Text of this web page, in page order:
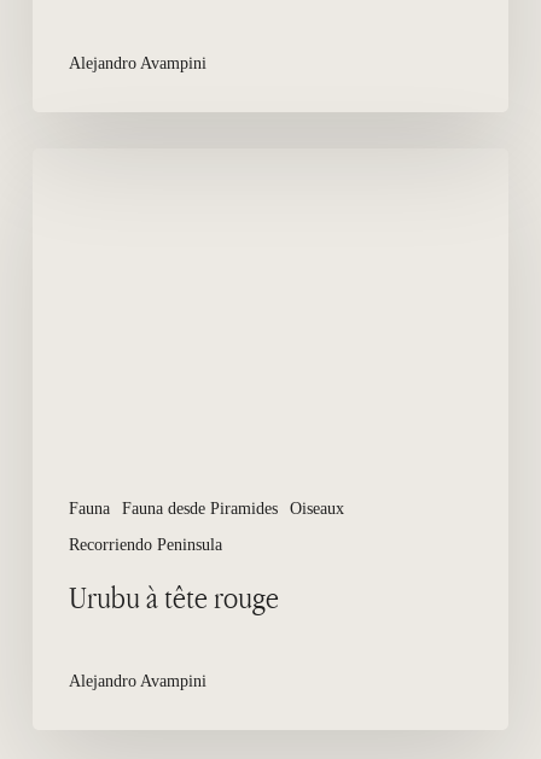
Alejandro Avampini
Fauna Fauna desde Piramides
Oiseaux
Recorriendo Peninsula
Urubu à tête rouge
Alejandro Avampini